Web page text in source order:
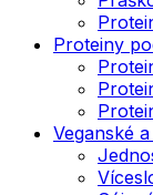
Proteiny
Veganské